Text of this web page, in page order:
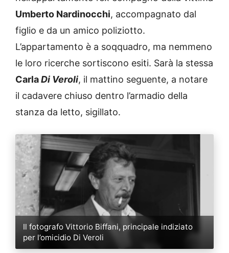
Umberto Nardinocchi, accompagnato dal
figlio e da un amico poliziotto.
L’appartamento è a soqquadro, ma nemmeno
le loro ricerche sortiscono esiti. Sarà la stessa
CarlaDi Veroli, il mattino seguente, a notare
il cadavere chiuso dentro l’armadio della
stanza da letto, sigillato.
Il fotografo Vittorio Biffani, principale indiziato
per l’omicidio Di Veroli